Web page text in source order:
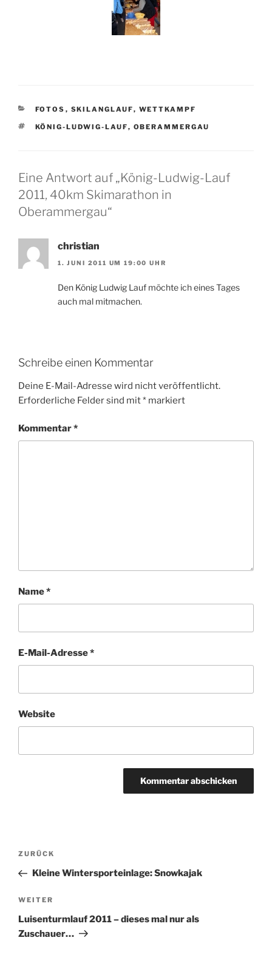
KATEGORIEN
FOTOS , SKILANGLAUF, WETTKAMPF
SCHLAGWÖRTER
KÖNIG-LUDWIG-LAUF, OBERAMMERGAU
Eine Antwort auf „König-Ludwig-Lauf
2011, 40km Skimarathon in
Oberammergau“
christian
1. JUNI 2011 UM 19:00 UHR
Den König Ludwig Lauf möchte ich eines Tages
auch mal mitmachen.
Schreibe einen Kommentar
Deine E-Mail-Adresse wird nicht veröffentlicht.
Erforderliche Felder sind mit* markiert
Kommentar*
Name*
E-Mail-Adresse*
Website
Beitragsnavigation
Vorheriger
Beitrag
ZURÜCK
Kleine Wintersporteinlage: Snowkajak
Nächster
Beitrag
WEITER
Luisenturmlauf 2011 – dieses mal nur als
Zuschauer…